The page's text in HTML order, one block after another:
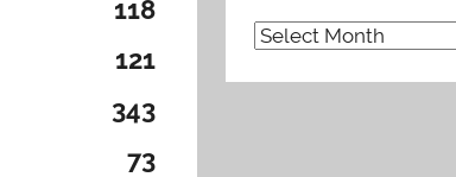
118
121
343
73
Archives